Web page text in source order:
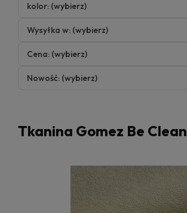
kolor: (wybierz)
Wysyłka w: (wybierz)
Cena: (wybierz)
Nowość: (wybierz)
Tkanina Gomez Be Clean